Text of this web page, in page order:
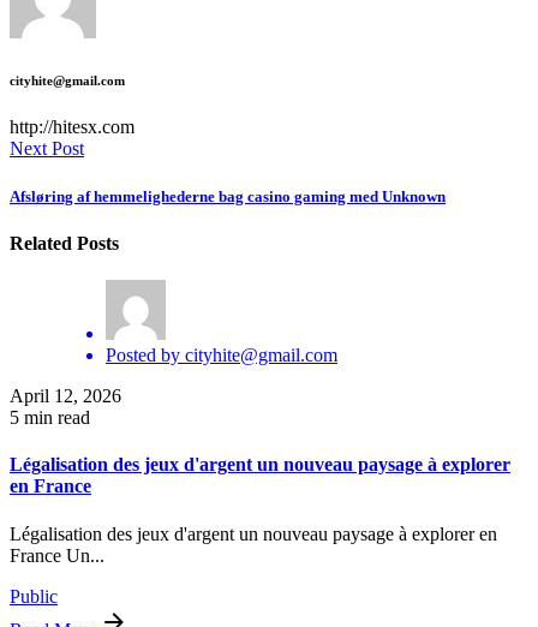
cityhite@gmail.com
http://hitesx.com
Next Post
Afsløring af hemmelighederne bag casino gaming med Unknown
Related Posts
Posted by cityhite@gmail.com
April 12, 2026
5 min read
Légalisation des jeux d'argent un nouveau paysage à explorer
en France
Légalisation des jeux d'argent un nouveau paysage à explorer en
France Un...
Public